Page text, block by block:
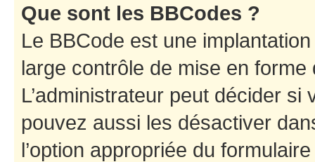
Que sont les BBCodes ?
Le BBCode est une
large contrôle de mise en forme
L’administrateur peut décider
pouvez aussi les désactiver
l’option appropriée du